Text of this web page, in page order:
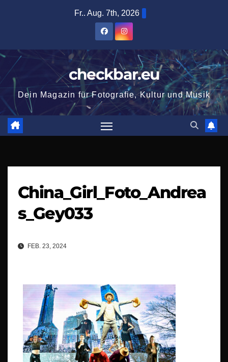
Fr.. Aug. 7th, 2026
checkbar.eu
Dein Magazin für Fotografie, Kultur und Musik
China_Girl_Foto_Andrea
s_Gey033
FEB. 23, 2024